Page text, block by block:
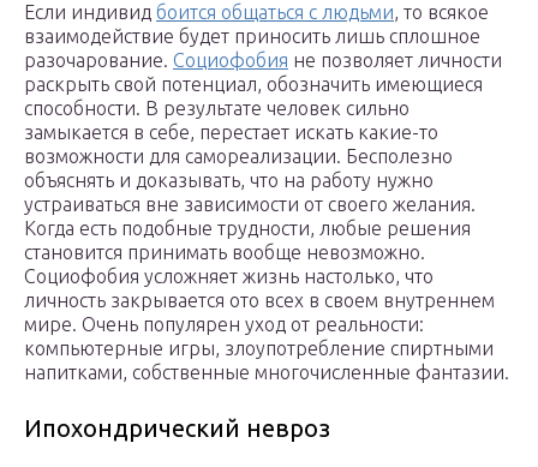
Если индивид боится общаться с людьми, то всякое
взаимодействие будет приносить лишь сплошное
разочарование. Социофобия не позволяет личности
раскрыть свой потенциал, обозначить имеющиеся
способности. В результате человек сильно
замыкается в себе, перестает искать какие-то
возможности для самореализации. Бесполезно
объяснять и доказывать, что на работу нужно
устраиваться вне зависимости от своего желания.
Когда есть подобные трудности, любые решения
становится принимать вообще невозможно.
Социофобия усложняет жизнь настолько, что
личность закрывается ото всех в своем внутреннем
мире. Очень популярен уход от реальности:
компьютерные игры, злоупотребление спиртными
напитками, собственные многочисленные фантазии.
Ипохондрический невроз